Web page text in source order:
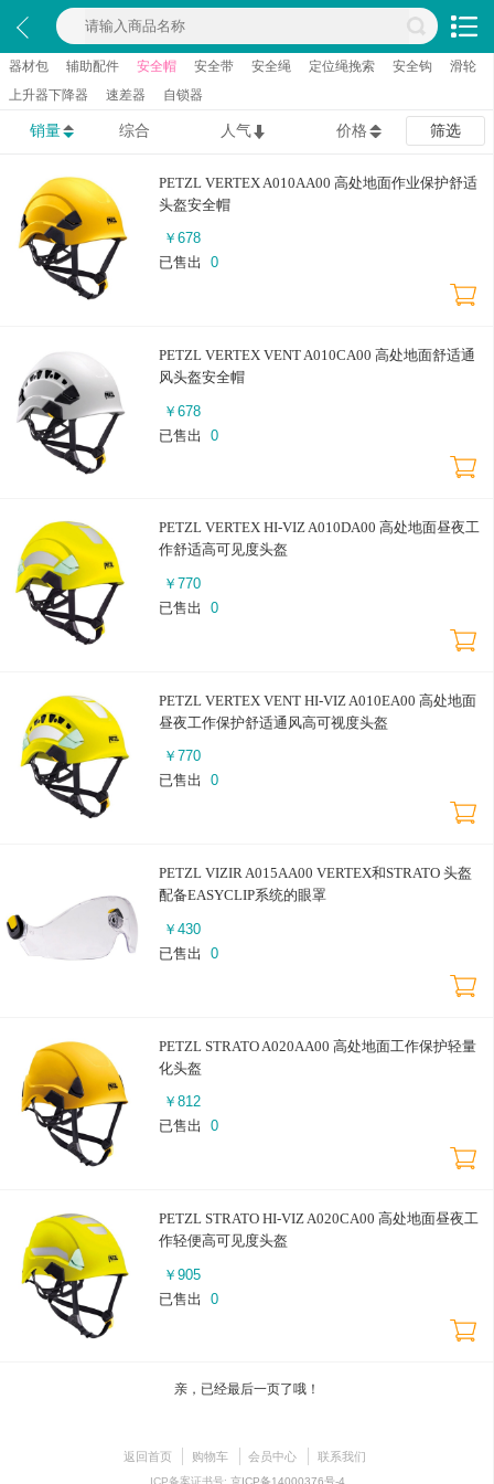
器材包 辅助配件 安全帽 安全带 安全绳 定位绳挽索 安全钩
滑轮
上升器下降器
速差器 自锁器
销量 综合 人气 价格 筛选
PETZL VERTEX A010AA00 高处地面作业保护舒适
头盔安全帽
￥ 678
已售出
0
PETZL VERTEX VENT A010CA00 高处地面舒适通
风头盔安全帽
￥ 678
已售出
0
PETZL VERTEX HI-VIZ A010DA00 高处地面昼夜工
作舒适高可见度头盔
￥ 770
已售出
0
PETZL VERTEX VENT HI-VIZ A010EA00 高处地面
昼夜工作保护舒适通风高可视度头盔
￥ 770
已售出
0
PETZL VIZIR A015AA00 VERTEX和STRATO 头盔
配备EASYCLIP系统的眼罩
￥ 430
已售出
0
PETZL STRATO A020AA00 高处地面工作保护轻量
化头盔
￥ 812
已售出
0
PETZL STRATO HI-VIZ A020CA00 高处地面昼夜工
作轻便高可见度头盔
￥ 905
已售出
0
亲，已经最后一页了哦！
返回首页 购物车 会员中心 联系我们
ICP备案证书号: 京ICP备14000376号-4